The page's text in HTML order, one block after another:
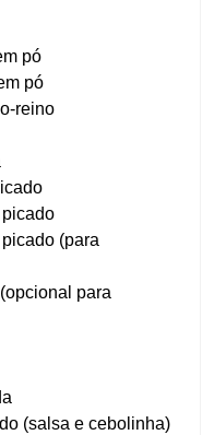
pó
pó
reino
(para
para
(salsa e cebolinha)